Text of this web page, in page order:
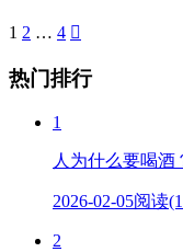
1 2 … 4 
热门排行
1
人为什么要喝酒
2026-02-05阅读
2